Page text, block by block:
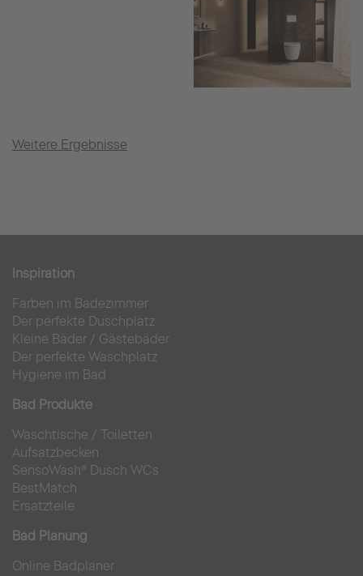
Weitere Ergebnisse
Inspiration
Farben im Badezimmer
Der perfekte Duschplatz
Kleine Bäder / Gästebäder
Der perfekte Waschplatz
Hygiene im Bad
Bad Produkte
Waschtische / Toiletten
Aufsatzbecken
SensoWash® Dusch WCs
BestMatch
Ersatzteile
Bad Planung
Online Badplaner